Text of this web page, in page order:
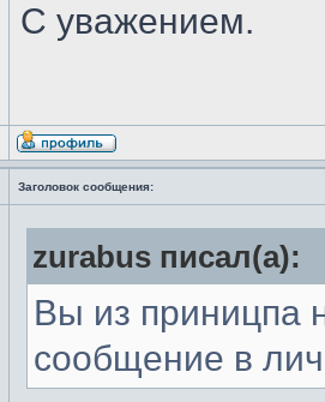
С уважением.
Заголовок сообщения:
zurabus писал(а):
Вы из приницпа
сообщение в